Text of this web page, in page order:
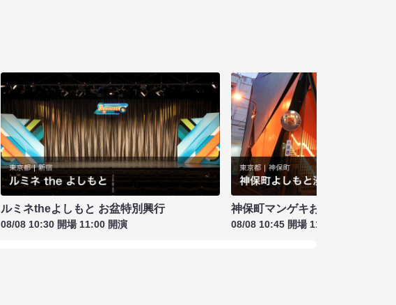
ルミネtheよしもと お盆特別興行
08/08 10:30 開場 11:00 開演
神保町マンゲキお笑いライブ お
08/08 10:45 開場 11:00 開演